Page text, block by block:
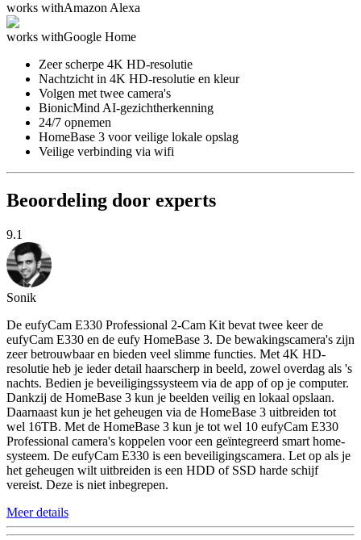
works withAmazon Alexa
works withGoogle Home
Zeer scherpe 4K HD-resolutie
Nachtzicht in 4K HD-resolutie en kleur
Volgen met twee camera's
BionicMind AI-gezichtherkenning
24/7 opnemen
HomeBase 3 voor veilige lokale opslag
Veilige verbinding via wifi
Beoordeling door experts
9.1
Sonik
De eufyCam E330 Professional 2-Cam Kit bevat twee keer de
eufyCam E330 en de eufy HomeBase 3. De bewakingscamera's zijn
zeer betrouwbaar en bieden veel slimme functies. Met 4K HD-
resolutie heb je ieder detail haarscherp in beeld, zowel overdag als 's
nachts. Bedien je beveiligingssysteem via de app of op je computer.
Dankzij de HomeBase 3 kun je beelden veilig en lokaal opslaan.
Daarnaast kun je het geheugen via de HomeBase 3 uitbreiden tot
wel 16TB. Met de HomeBase 3 kun je tot wel 10 eufyCam E330
Professional camera's koppelen voor een geïntegreerd smart home-
systeem. De eufyCam E330 is een beveiligingscamera. Let op als je
het geheugen wilt uitbreiden is een HDD of SSD harde schijf
vereist. Deze is niet inbegrepen.
Meer details